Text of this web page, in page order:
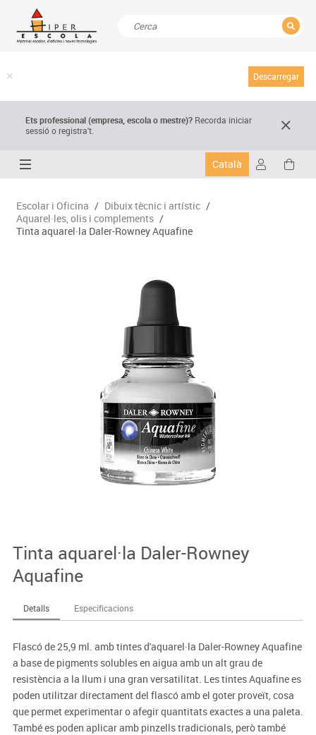
Descarregar
Ets professional (empresa,escola o mestre)? Recorda iniciar
sessió o registra't.
Català
Escolar i Oficina / Dibuix tècnic i artístic /
Aquarel·les, olis i complements /
Tinta aquarel·la Daler-Rowney Aquafine
Tinta aquarel·la Daler-Rowney
Aquafine
Detalls Especificacions
Flascó de 25,9 ml. amb tintes d'aquarel·la Daler-Rowney Aquafine
a base de pigments solubles en aigua amb un alt grau de
resistència a la llum i una gran versatilitat. Les tintes Aquafine es
poden utilitzar directament del flascó amb el goter proveït, cosa
que permet experimentar o afegir quantitats exactes a una paleta.
També es poden aplicar amb pinzells tradicionals, però també